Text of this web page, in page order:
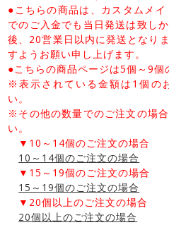
●こちらの商品は、カスタムメ
でのご入金でも当日発送は致し
後、20営業日以内に発送となり
すようお願い申し上げます。
●こちらの商品ページは5個～9個
※表示されている金額は1個の
い。
※その他の数量でのご注文の場
い。
▼10～14個のご注文の場合
10～14個のご注文の場合
▼15～19個のご注文の場合
15～19個のご注文の場合
▼20個以上のご注文の場合
20個以上のご注文の場合